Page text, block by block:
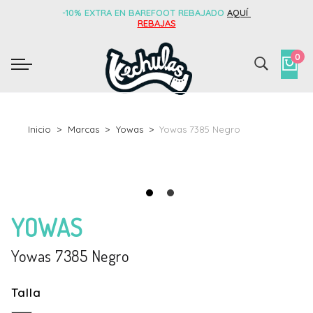
-10% EXTRA EN BAREFOOT REBAJADO AQUÍ
REBAJAS
0
Inicio Marcas Yowas Yowas 7385 Negro
YOWAS
Yowas 7385 Negro
Talla